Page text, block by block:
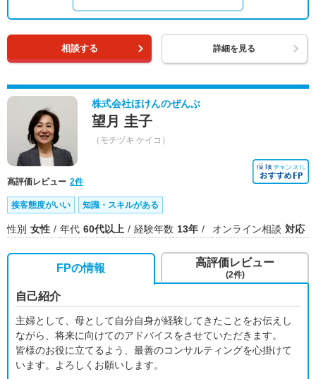
相談する 詳細を見る
株式会社ほけんのぜんぶ
望月 圭子
（モチヅキ ケイコ）
高評価レビュー 2件
接客態度がいい 知識・スキルがある
性別 女性 年代 60代以上 経験年数 13年 オンライン相談 対応
FPの情報
自己紹介
主婦として、母として自分自身が経験してきたことをお伝えし
ながら、将来に向けてのアドバイスをさせていただきます。
皆様のお役に立てるよう、最善のコンサルティングを心掛けて
います。よろしくお願いします。
高評価レビュー
(2件)